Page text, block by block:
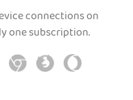
connections on
one subscription.